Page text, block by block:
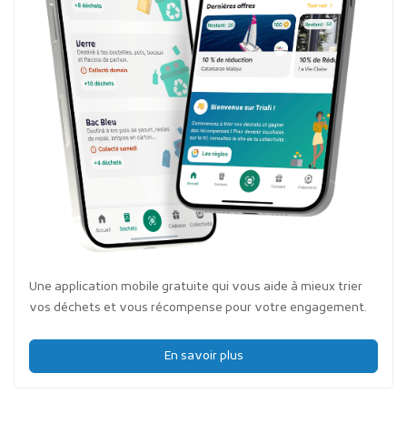
Une application mobile gratuite qui vous aide à mieux trier
vos déchets et vous récompense pour votre engagement.
En savoir plus